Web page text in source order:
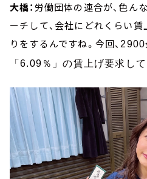
大橋： 労働団体の連合が、色ん
ーチして、会社にどれくらい
りをするんですね。今回、2900
「6.09％」の賃上げ要求し